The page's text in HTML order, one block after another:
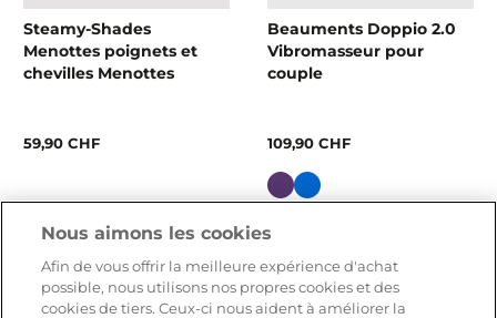
Steamy-Shades
Menottes poignets et
chevilles Menottes
59,90 CHF
Beauments Doppio 2.0
Vibromasseur pour
couple
109,90 CHF
Couleur
GRATUIT
Nous aimons les cookies
Afin de vous offrir la meilleure expérience d'achat
possible, nous utilisons nos propres cookies et des
cookies de tiers. Ceux-ci nous aident à améliorer la